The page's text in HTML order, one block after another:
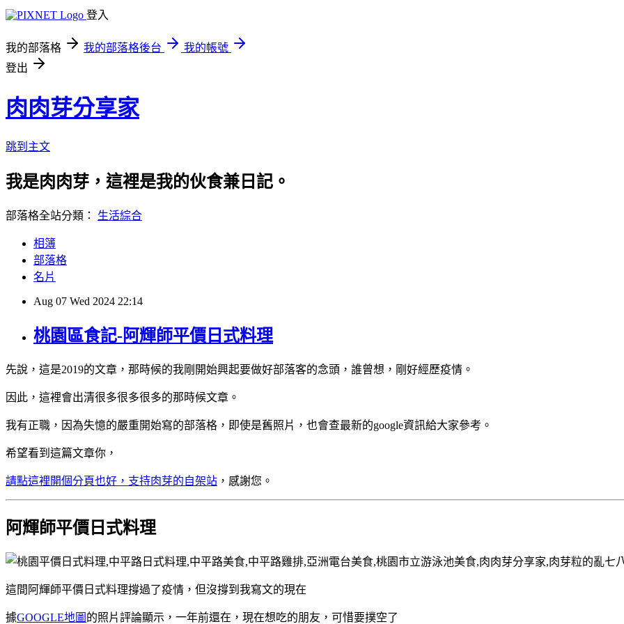
登入
我的部落格 我的部落格後台
我的帳號
登出
肉肉芽分享家
跳到主文
我是肉肉芽，這裡是我的伙食兼日記。
部落格全站分類： 生活綜合
相簿
部落格
名片
Aug 07 Wed 2024 22:14
桃園區食記-阿輝師平價日式料理
先說，這是2019的文章，那時候的我剛開始興起要做好部落客的念頭，誰曾想，剛好經歷疫情。
因此，這裡會出清很多很多很多的那時候文章。
我有正職，因為失憶的嚴重開始寫的部落格，即使是舊照片，也會查最新的google資訊給大家參考。
希望看到這篇文章你，
請點這裡開個分頁也好，支持肉芽的自架站 ，感謝您。
阿輝師平價日式料理
這間阿輝師平價日式料理撐過了疫情，但沒撐到我寫文的現在
據GOOGLE地圖 的照片評論顯示，一年前還在，現在想吃的朋友，可惜要撲空了